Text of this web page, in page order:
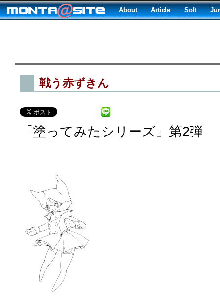
About Article Soft
戦う赤ずきん
「塗ってみたシリーズ」第2弾